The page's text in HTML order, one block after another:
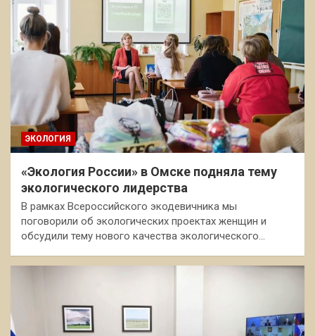
ЭКОЛОГИЯ
«Экология России» в Омске подняла тему
экологического лидерства
В рамках Всероссийского экодевичника мы
поговорили об экологических проектах женщин и
обсудили тему нового качества экологического…